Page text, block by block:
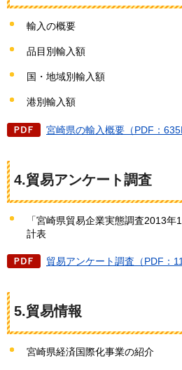
輸入の概要
品目別輸入額
国・地域別輸入額
港別輸入額
宮崎県の輸入概要（PDF：
4.貿易アンケート調査
「宮崎県貿易企業実態調査2013
計表
貿易アンケート調査（PDF：
5.貿易情報
宮崎県経済国際化事業の紹介